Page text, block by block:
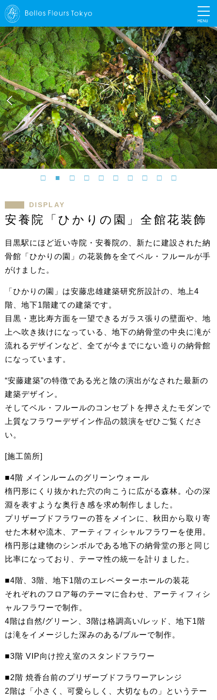
MENU
DISPLAY
安養院「ひかりの園」全館花装飾
目黒駅にほど近い寺院・安養院の、新たに建設された納
骨館「ひかりの園」の花装飾を全てベル・フルールが手
がけました。
「ひかりの園」は安藤忠雄建築研究所設計の、地上4
階、地下1階建ての建築です。
目黒・恵比寿方面を一望できるガラス張りの壁面や、地
上へ吹き抜けになっている、地下の納骨堂の中央に滝が
流れるデザインなど、全てが今までにない造りの納骨館
になっています。
“安藤建築”の特徴である光と陰の演出がなされた最新の
建築デザイン。
そしてベル・フルールのコンセプトを押さえたモダンで
上質なフラワーデザイン作品の競演をぜひご覧くださ
い。
[施工箇所]
■4階 メインルームのグリーンウォール
楕円形にくり抜かれた穴の向こうに広がる森林。心の深
淵を表すような奥行き感を求め制作しました。
プリザーブドフラワーの苔をメインに、秋田から取り寄
せた木材や流木、アーティフィシャルフラワーを使用。
楕円形は建物のシンボルである地下の納骨堂の形と同じ
比率になっており、テーマ性の統一を計りました。
■4階、3階、地下1階のエレベーターホールの装花
それぞれのフロア毎のテーマに合わせ、アーティフィシ
ャルフラワーで制作。
4階は自然/グリーン、3階は格調高い/レッド、地下1階
は滝をイメージした深みのある/ブルーで制作。
■3階 VIP向け控え室のスタンドフラワー
■2階 焼香台前のプリザーブドフラワーアレンジ
2階は「小さく、可愛らしく、大切なもの」というテー